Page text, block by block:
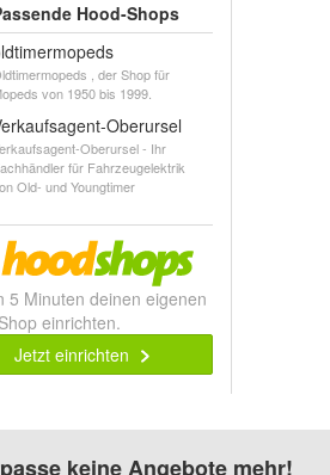
Hood-Shops
, der Shop für
von 1950 bis 1999.
Oberursel
Oberursel - Ihr
für Fahrzeugelektrik
Old- und Youngtimer
5 Minuten deinen eigenen
einrichten.
Jetzt einrichten
keine Angebote mehr!